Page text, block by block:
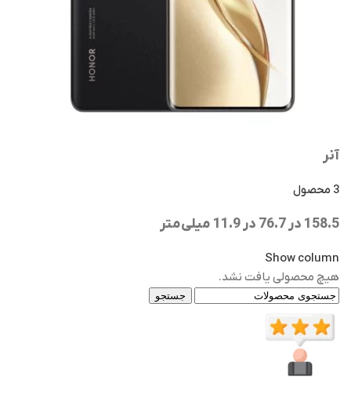
آنر
3 محصول
158.5 در 76.7 در 11.9 میلی‌متر
Show column
هیچ محصولی یافت نشد.
جستجو